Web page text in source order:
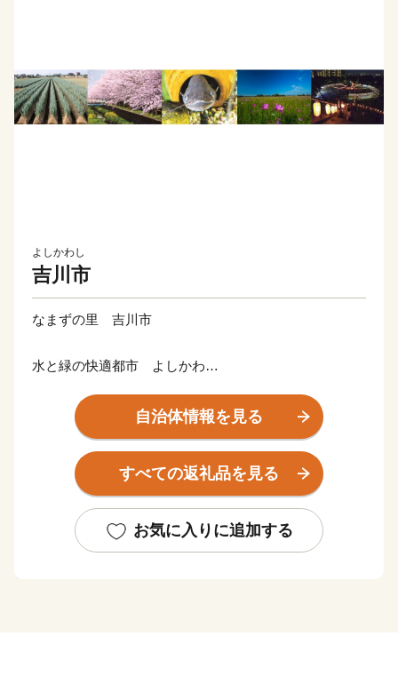
よしかわし
吉川市
なまずの里 吉川市
水と緑の快適都市 よしかわ
中川と江戸川という大きな川に挟まれています。
都心から２５ｋｍ以内と近く、鉄道・道路ともに交通ア
クセスも良いことから、
年々人口が増加しています。
人と自然が調和する快適なまちとなっています。
自治体情報を見る
すべての返礼品を見る
お気に入りに追加する